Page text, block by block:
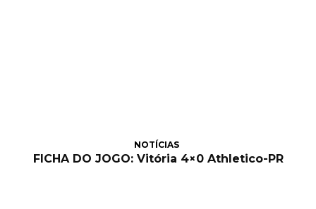
NOTÍCIAS
FICHA DO JOGO: Vitória 4×0 Athletico-PR